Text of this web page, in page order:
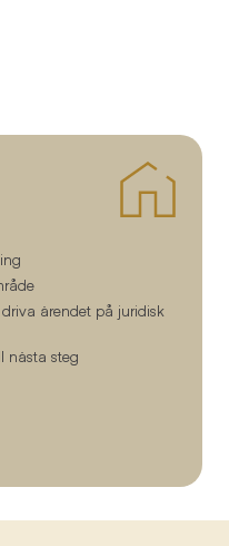
ärendet på juridisk
nästa steg